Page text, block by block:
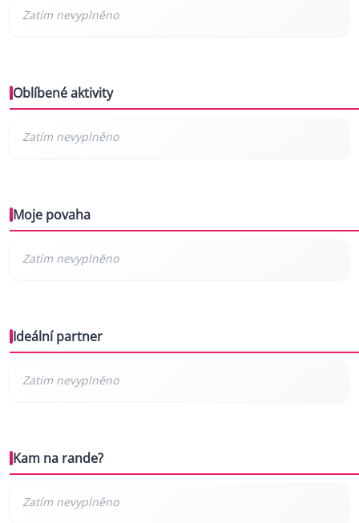
Oblíbené aktivity
Moje povaha
Ideální partner
Kam na rande?